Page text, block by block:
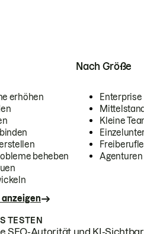
erhöhen
beheben
Nach Größe
Enterprise
Kleine
Agenturen
TESTEN
SEO-Autorität und KI-